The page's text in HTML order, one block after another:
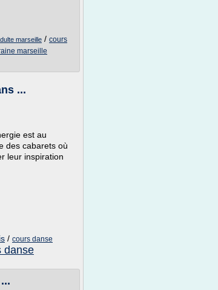
marseille / cours
marseille
...
est au
des cabarets où
leur inspiration
/ cours danse
danse